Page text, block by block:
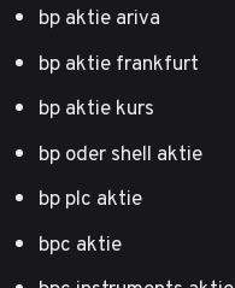
bp aktie ariva
bp aktie frankfurt
bp aktie kurs
bp oder shell aktie
bp plc aktie
bpc aktie